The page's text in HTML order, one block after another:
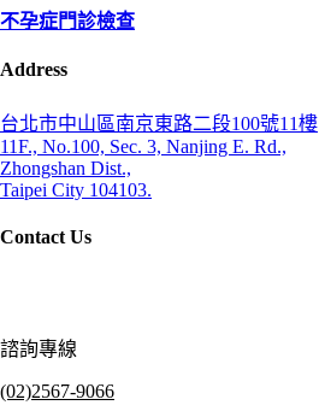
不孕症門診檢查
Address
台北市中山區南京東路二段100號11樓
11F., No.100, Sec. 3, Nanjing E. Rd.,
Zhongshan Dist.,
Taipei City 104103.
Contact Us
諮詢專線
(02)2567-9066